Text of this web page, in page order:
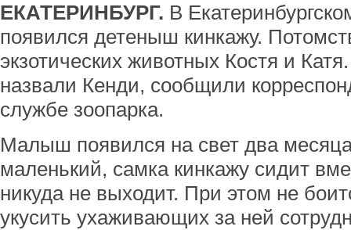
ЕКАТЕРИНБУРГ. В
появился детеныш кинкажу.
экзотических животных Костя и
назвали Кенди, сообщили
службе зоопарка.
Малыш появился на свет два
маленький, самка кинкажу сидит
никуда не выходит. При этом не
укусить ухаживающих за ней